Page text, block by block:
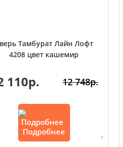
Тамбурат Лайн Лофт
4208 цвет кашемир
110р. 12 748р.
Подробнее